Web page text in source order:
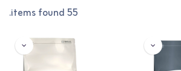
55 items found.